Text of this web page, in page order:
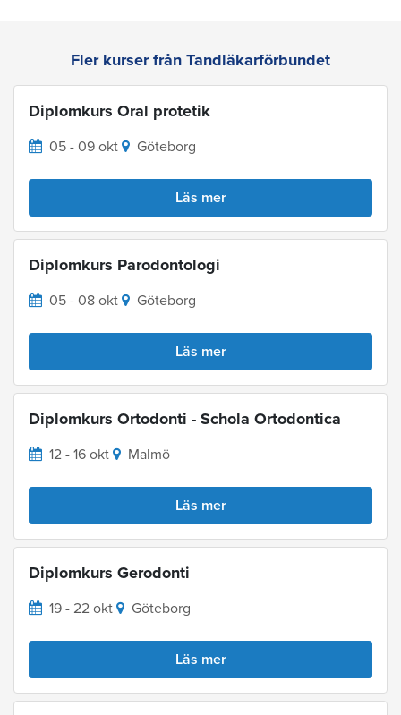
Fler kurser från Tandläkarförbundet
Diplomkurs Oral protetik
05 - 09 okt Göteborg
Läs mer
Diplomkurs Parodontologi
05 - 08 okt Göteborg
Läs mer
Diplomkurs Ortodonti - Schola Ortodontica
12 - 16 okt Malmö
Läs mer
Diplomkurs Gerodonti
19 - 22 okt Göteborg
Läs mer